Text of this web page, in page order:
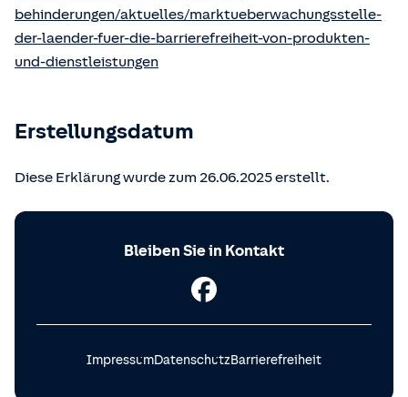
behinderungen/aktuelles/marktueberwachungsstelle-
der-laender-fuer-die-barrierefreiheit-von-produkten-
und-dienstleistungen
Erstellungsdatum
Diese Erklärung wurde zum 26.06.2025 erstellt.
Bleiben Sie in Kontakt
ImpressumDatenschutzBarrierefreiheit